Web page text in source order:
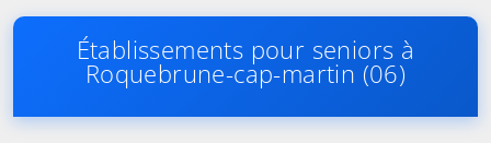
Établissements pour seniors à
Roquebrune-cap-martin (06)